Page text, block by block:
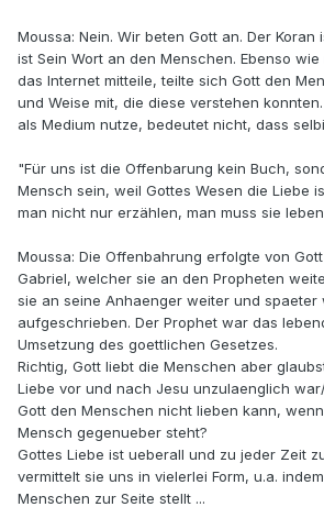
Moussa: Nein. Wir beten Gott an. Der Koran
ist Sein Wort an den Menschen. Ebenso
das Internet mitteile, teilte sich Gott den
und Weise mit, die diese verstehen
als Medium nutze, bedeutet nicht, dass
"Für uns ist die Offenbarung kein Buch,
Mensch sein, weil Gottes Wesen die Liebe
man nicht nur erzählen, man muss sie
Moussa: Die Offenbahrung erfolgte von
Gabriel, welcher sie an den Propheten
sie an seine Anhaenger weiter und spaeter
aufgeschrieben. Der Prophet war das
Umsetzung des goettlichen Gesetzes.
Richtig, Gott liebt die Menschen aber
Liebe vor und nach Jesu unzulaenglich
Gott den Menschen nicht lieben kann,
Mensch gegenueber steht?
Gottes Liebe ist ueberall und zu jeder Zeit
vermittelt sie uns in vielerlei Form, u.a.
Menschen zur Seite stellt ...